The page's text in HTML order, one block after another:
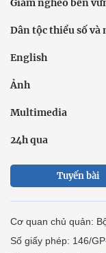
Giảm nghèo bền
Dân tộc thiểu số và
English
Ảnh
Multimedia
24h qua
Tuyến bài
Cơ quan chủ quản:
Số giấy phép: 146/